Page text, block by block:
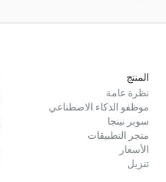
المنتج
نظرة عامة
موظفو الذكاء الاصطناعي
سوبر نينجا
متجر التطبيقات
الأسعار
تنزيل